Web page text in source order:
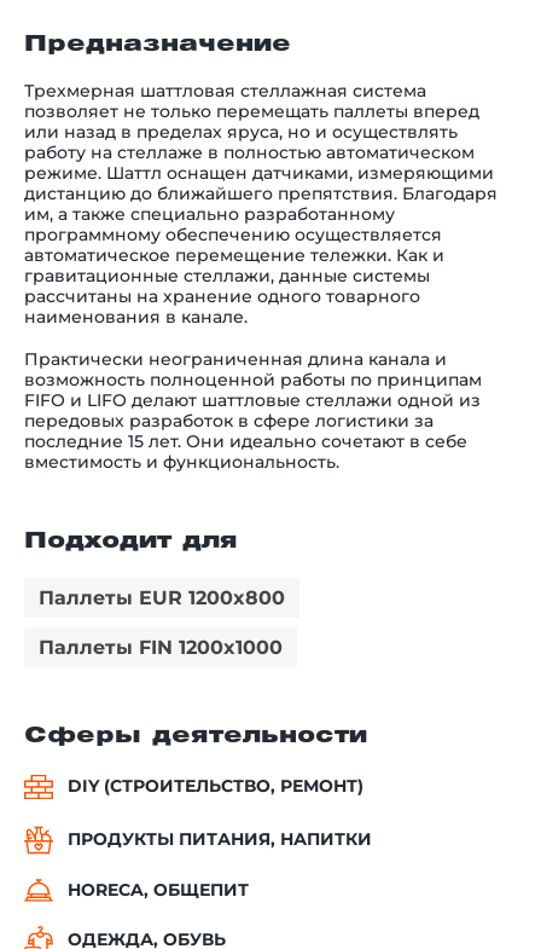
Предназначение
Трехмерная шаттловая стеллажная система
позволяет не только перемещать паллеты вперед
или назад в пределах яруса, но и осуществлять
работу на стеллаже в полностью автоматическом
режиме. Шаттл оснащен датчиками, измеряющими
дистанцию до ближайшего препятствия. Благодаря
им, а также специально разработанному
программному обеспечению осуществляется
автоматическое перемещение тележки. Как и
гравитационные стеллажи, данные системы
рассчитаны на хранение одного товарного
наименования в канале.
Практически неограниченная длина канала и
возможность полноценной работы по принципам
FIFO и LIFO делают шаттловые стеллажи одной из
передовых разработок в сфере логистики за
последние 15 лет. Они идеально сочетают в себе
вместимость и функциональность.
Подходит для
Паллеты EUR 1200x800
Паллеты FIN 1200x1000
Сферы деятельности
DIY (СТРОИТЕЛЬСТВО, РЕМОНТ)
ПРОДУКТЫ ПИТАНИЯ, НАПИТКИ
HORECA, ОБЩЕПИТ
ОДЕЖДА, ОБУВЬ